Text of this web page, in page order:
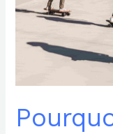
les
adultes